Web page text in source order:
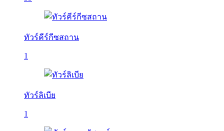
ทัวร์คีร์กีซสถาน
1
ทัวร์ลิเบีย
1